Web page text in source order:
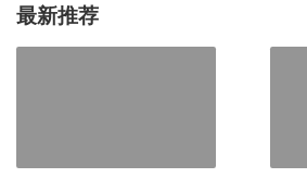
最新推荐